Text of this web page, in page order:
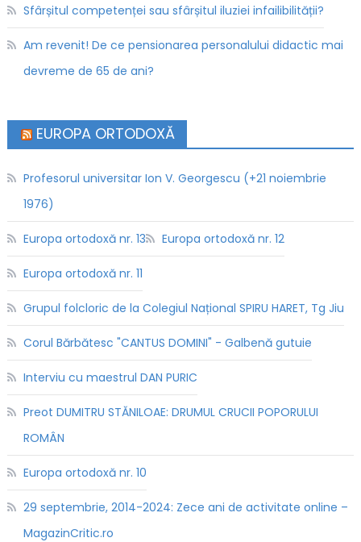
Sfârșitul competenței sau sfârșitul iluziei infailibilității?
Am revenit! De ce pensionarea personalului didactic mai
devreme de 65 de ani?
EUROPA ORTODOXĂ
Profesorul universitar Ion V. Georgescu (+21 noiembrie
1976)
Europa ortodoxă nr. 13 Europa ortodoxă nr. 12
Europa ortodoxă nr. 11
Grupul folcloric de la Colegiul Național SPIRU HARET, Tg Jiu
Corul Bărbătesc "CANTUS DOMINI" - Galbenă gutuie
Interviu cu maestrul DAN PURIC
Preot DUMITRU STĂNILOAE: DRUMUL CRUCII POPORULUI
ROMÂN
Europa ortodoxă nr. 10
29 septembrie, 2014-2024: Zece ani de activitate online –
MagazinCritic.ro